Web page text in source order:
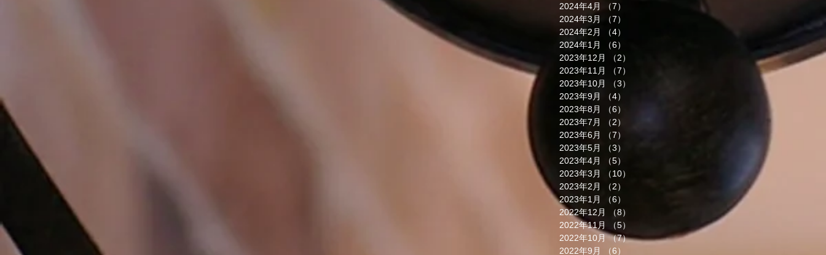
2024年4月
（7）
2024年3月
（7）
2024年2月
（4）
2024年1月
（6）
2023年12月
（2）
2023年11月
（7）
2023年10月
（3）
2023年9月
（4）
2023年8月
（6）
2023年7月
（2）
2023年6月
（7）
2023年5月
（3）
2023年4月
（5）
2023年3月
（10）
2023年2月
（2）
2023年1月
（6）
2022年12月
（8）
2022年11月
（5）
2022年10月 （7）7件の記事
2022年9月
（6）